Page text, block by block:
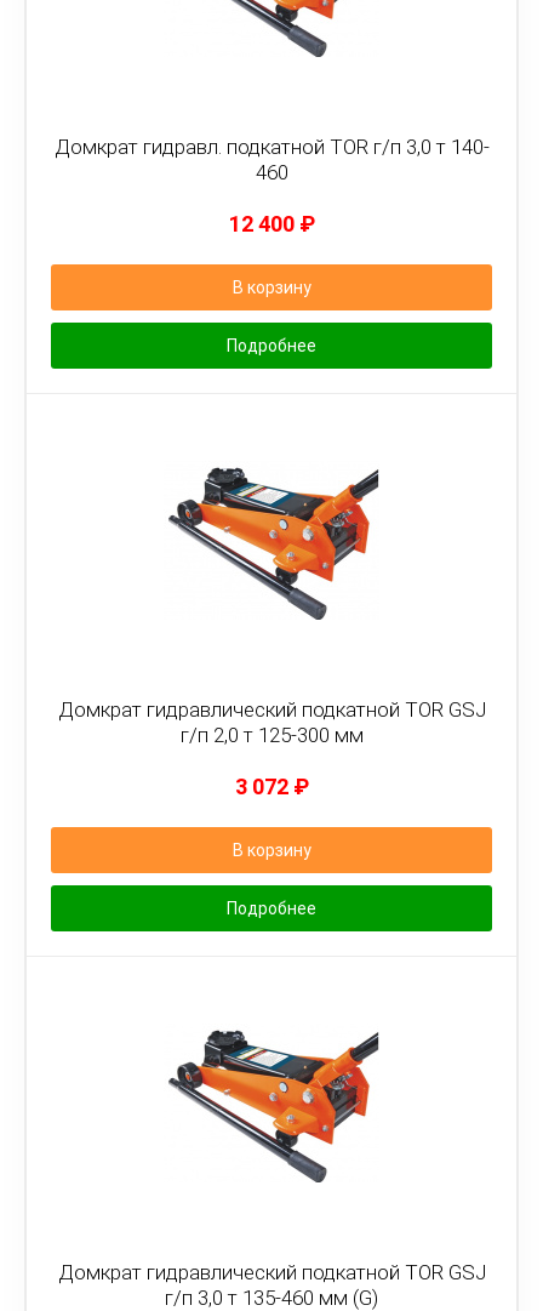
Домкрат гидравл. подкатной TOR г/п 3,0 т 140-
460
12 400 ₽
В корзину
Подробнее
Домкрат гидравлический подкатной TOR GSJ
г/п 2,0 т 125-300 мм
3 072 ₽
В корзину
Подробнее
Домкрат гидравлический подкатной TOR GSJ
г/п 3,0 т 135-460 мм (G)